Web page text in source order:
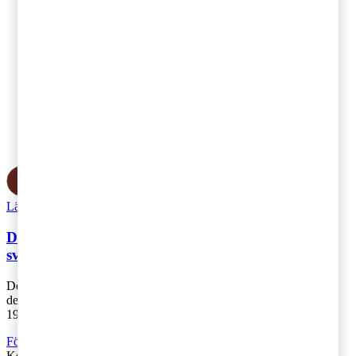
Läs Artikeln
Den amerikanska skattereformen – hur påverkas
svenska koncerner med verksamhet i USA?
Den amerikanska skattereformen, som antogs i december 2017, är
den största förändringen av det amerikanska skattesystemet sedan
1986. Skattereformen s [...]
Företagsbeskattning